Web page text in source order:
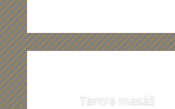
Tantra masáž